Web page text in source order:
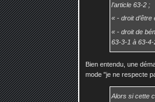
l’article 63-2 ;
« - droit
« - droit de
63-3-1 à 63-4-
Bien entendu, une
mode "je ne respecte
Alors si cette